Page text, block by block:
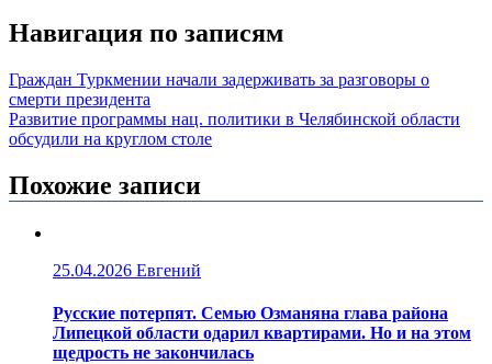
Навигация по записям
Граждан Туркмении начали задерживать за разговоры о
смерти президента
Развитие программы нац. политики в Челябинской области
обсудили на круглом столе
Похожие записи
25.04.2026 Евгений
Русские потерпят. Семью Озманяна глава района
Липецкой области одарил квартирами. Но и на этом
щедрость не закончилась